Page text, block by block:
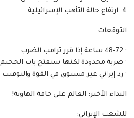
‏التوقعات:
‏· 48-72 ساعة إذا قرر ترامب الضرب
‏· ضربة محدودة لكنها ستفتح باب الجحيم
‏· رد إيراني غير مسبوق في القوة والتوقيت
‏النداء الأخير: العالم على حافة الهاوية!
‏للشعب الإيراني: